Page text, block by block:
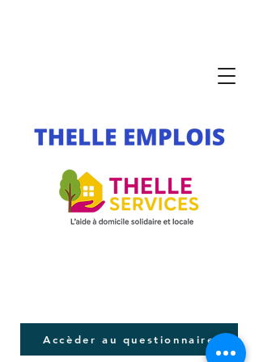
Accèder au questionnaire